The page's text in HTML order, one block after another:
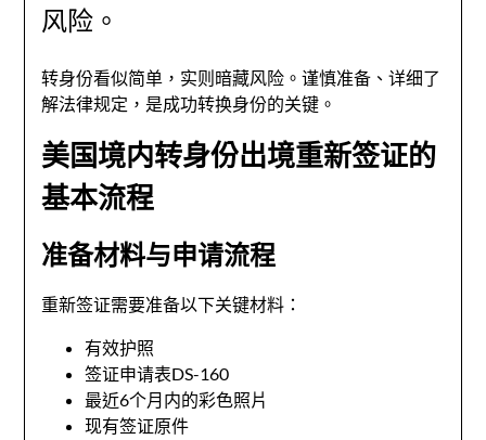
风险。
转身份看似简单，实则暗藏风险。谨慎准备、详细了
解法律规定，是成功转换身份的关键。
美国境内转身份出境重新签证的
基本流程
准备材料与申请流程
重新签证需要准备以下关键材料：
有效护照
签证申请表DS-160
最近6个月内的彩色照片
现有签证原件